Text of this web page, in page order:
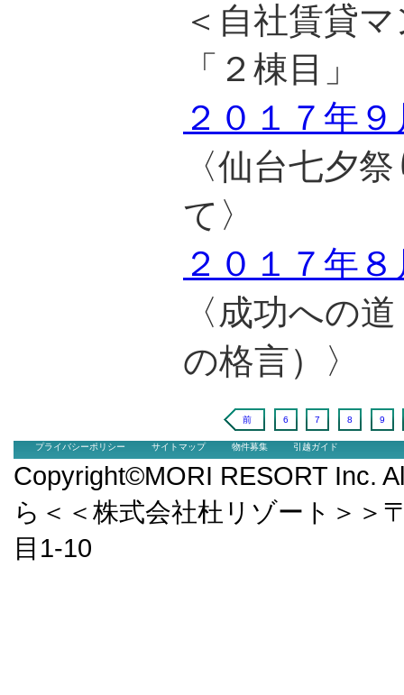
＜自社賃貸
「２棟目」
２０１７年
〈仙台七夕
て〉
２０１７年
〈成功への
の格言）〉
前 6 7 8 9
プライバシーポリシー サイトマップ 物件募集 引越ガイド
Copyright©MORI RESORT Inc.
ら＜＜株式会社杜リゾート＞＞
目1-10